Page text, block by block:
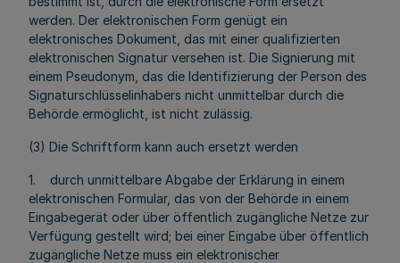
werden. Der elektronischen Form genügt ein
elektronisches Dokument, das mit einer qualifizierten
elektronischen Signatur versehen ist. Die Signierung mit
einem Pseudonym, das die Identifizierung der Person des
Signaturschlüsselinhabers nicht unmittelbar durch die
Behörde ermöglicht, ist nicht zulässig.
(3) Die Schriftform kann auch ersetzt werden
1. durch unmittelbare Abgabe der Erklärung in einem
elektronischen Formular, das von der Behörde in einem
Eingabegerät oder über öffentlich zugängliche Netze zur
Verfügung gestellt wird; bei einer Eingabe über öffentlich
zugängliche Netze muss ein elektronischer